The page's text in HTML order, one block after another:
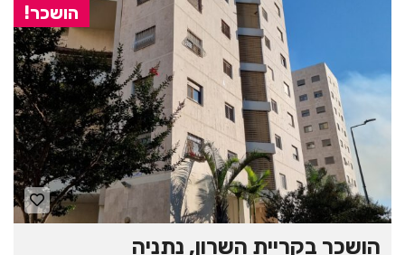
הושכר!
הושכר בקריית השרון, נתניה